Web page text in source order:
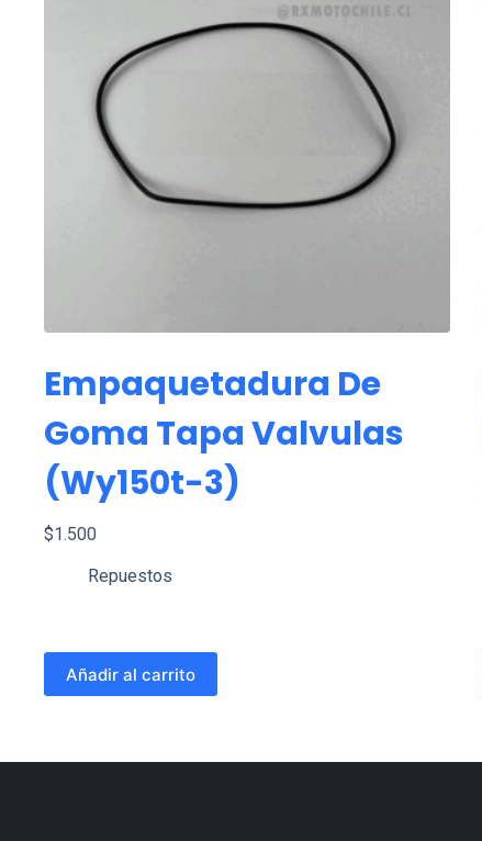
Empaquetadura De
Goma Tapa Valvulas
(wy150t-3)
$1.500
Repuestos
Añadir al carrito